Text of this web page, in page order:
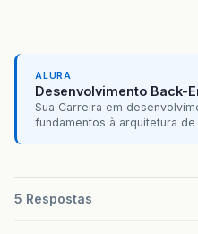
ALURA
Desenvolvimento Back-
Sua Carreira em
fundamentos à arquitetura de
5 Respostas